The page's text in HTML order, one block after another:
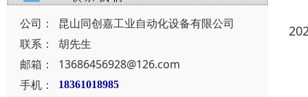
公司：
昆山同创嘉工业自动化设备有限公司
联系：
胡先生
邮箱：
13686456928@126.com
手机：
18361018985